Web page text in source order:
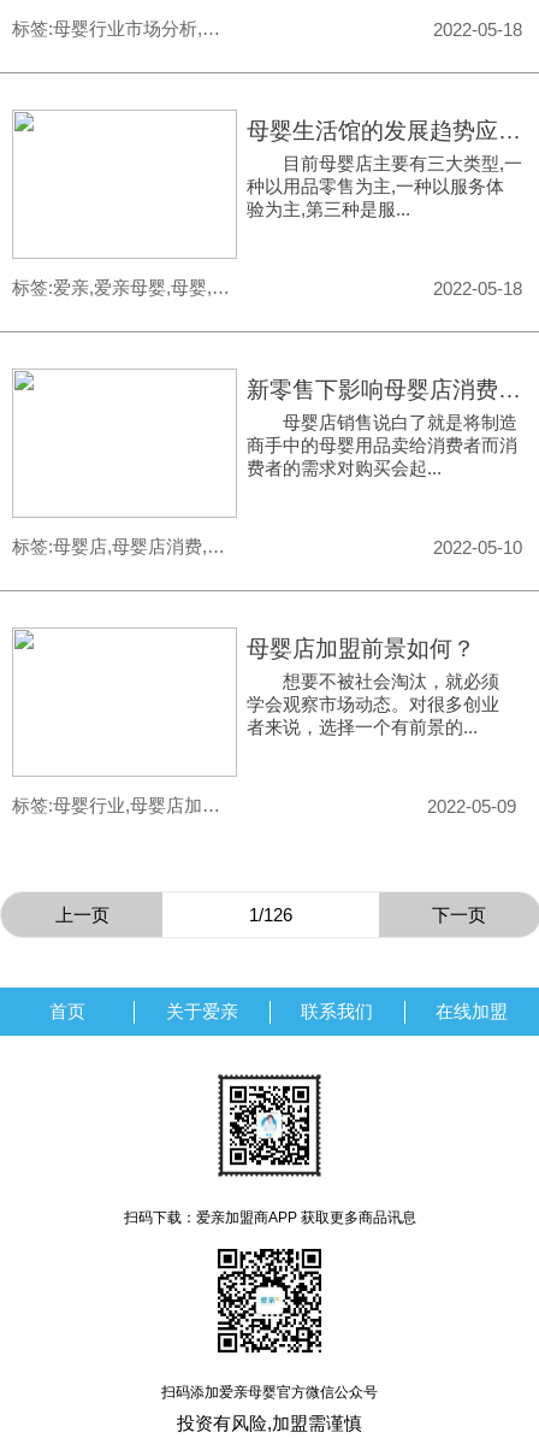
标签:母婴行业市场分析,母婴行业,母婴行业加盟,母婴店加盟 2022-05-18
标签:爱亲,爱亲母婴,母婴,母婴店,aiqin,爱亲母婴生活馆
母婴生活馆的发展趋势应该是“1+1+N”的综合体
目前母婴店主要有三大类型,一
种以用品零售为主,一种以服务体
验为主,第三种是服...
2022-05-18
标签:母婴店,母婴店消费,母婴店销售
新零售下影响母婴店消费者需求有几种因素？
母婴店销售说白了就是将制造
商手中的母婴用品卖给消费者而消
费者的需求对购买会起...
2022-05-10
标签:母婴行业,母婴店加盟,母婴店加盟项目,母婴店加盟品牌
母婴店加盟前景如何？
想要不被社会淘汰，就必须
学会观察市场动态。对很多创业
者来说，选择一个有前景的...
2022-05-09
上一页 1/126 下一页
首页 关于爱亲 联系我们 在线加盟
扫码下载：爱亲加盟商APP 获取更多商品讯息
扫码添加爱亲母婴官方微信公众号
投资有风险,加盟需谨慎